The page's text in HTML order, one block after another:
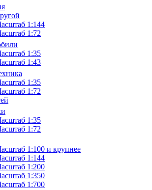
1:144
1:72
1:35
1:43
1:35
1:72
1:35
1:72
1:100 и крупнее
1:144
1:200
1:350
1:700